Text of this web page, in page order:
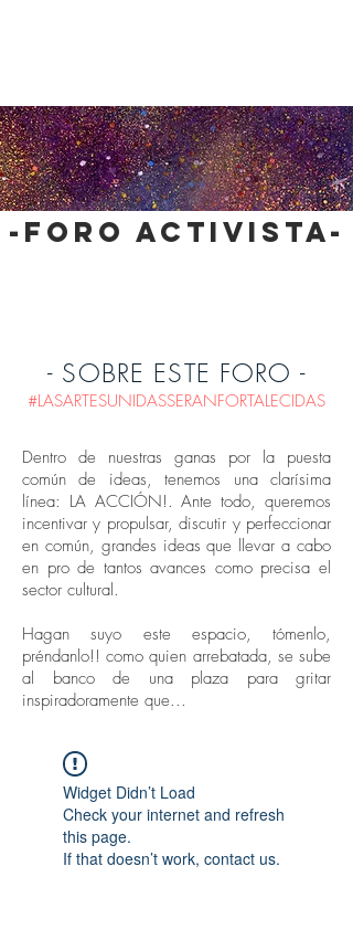
-foro activista-
- SOBRE ESTE FORO -
#LASARTESUNIDASSERANFORTALECIDAS
Dentro de nuestras ganas por la puesta
común de ideas, tenemos una clarísima
línea: LA ACCIÓN!. Ante todo, queremos
incentivar y propulsar, discutir y perfeccionar
en común, grandes ideas que llevar a cabo
en pro de tantos avances como precisa el
sector cultural.
Hagan suyo este espacio, tómenlo,
préndanlo!! como quien arrebatada, se sube
al banco de una plaza para gritar
inspiradoramente que...
Widget Didn’t Load
Check your internet and refresh
this page.
If that doesn’t work, contact us.